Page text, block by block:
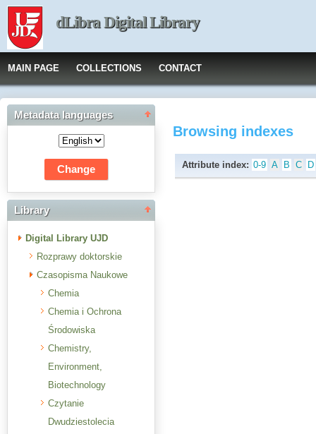
dLibra Digital Library
MAIN PAGE COLLECTIONS CONTACT
Metadata languages
Library
Digital Library UJD
Rozprawy doktorskie
Czasopisma Naukowe
Chemia
Chemia i Ochrona
Środowiska
Chemistry,
Environment,
Biotechnology
Czytanie
Dwudziestolecia
Browsing indexes
Attribute index: 0-9 A B C D